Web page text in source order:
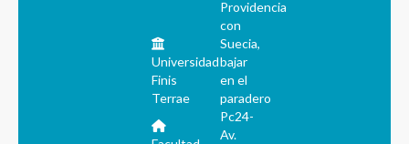
Universidad
Finis
Terrae
Providencia
con
Suecia,
bajar
en el
paradero
Pc24-
Av.